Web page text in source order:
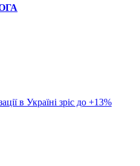
в Україні зріс до +13%